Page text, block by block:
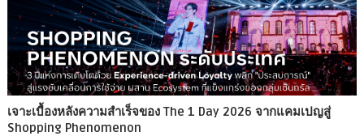
เจาะเบื้องหลังความสำเร็จของ The 1 Day 2026 จากแคมเปญสู่
Shopping Phenomenon